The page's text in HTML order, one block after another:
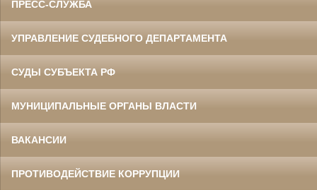
ПРЕСС-СЛУЖБА
УПРАВЛЕНИЕ СУДЕБНОГО ДЕПАРТАМЕНТА
СУДЫ СУБЪЕКТА РФ
МУНИЦИПАЛЬНЫЕ ОРГАНЫ ВЛАСТИ
ВАКАНСИИ
ПРОТИВОДЕЙСТВИЕ КОРРУПЦИИ